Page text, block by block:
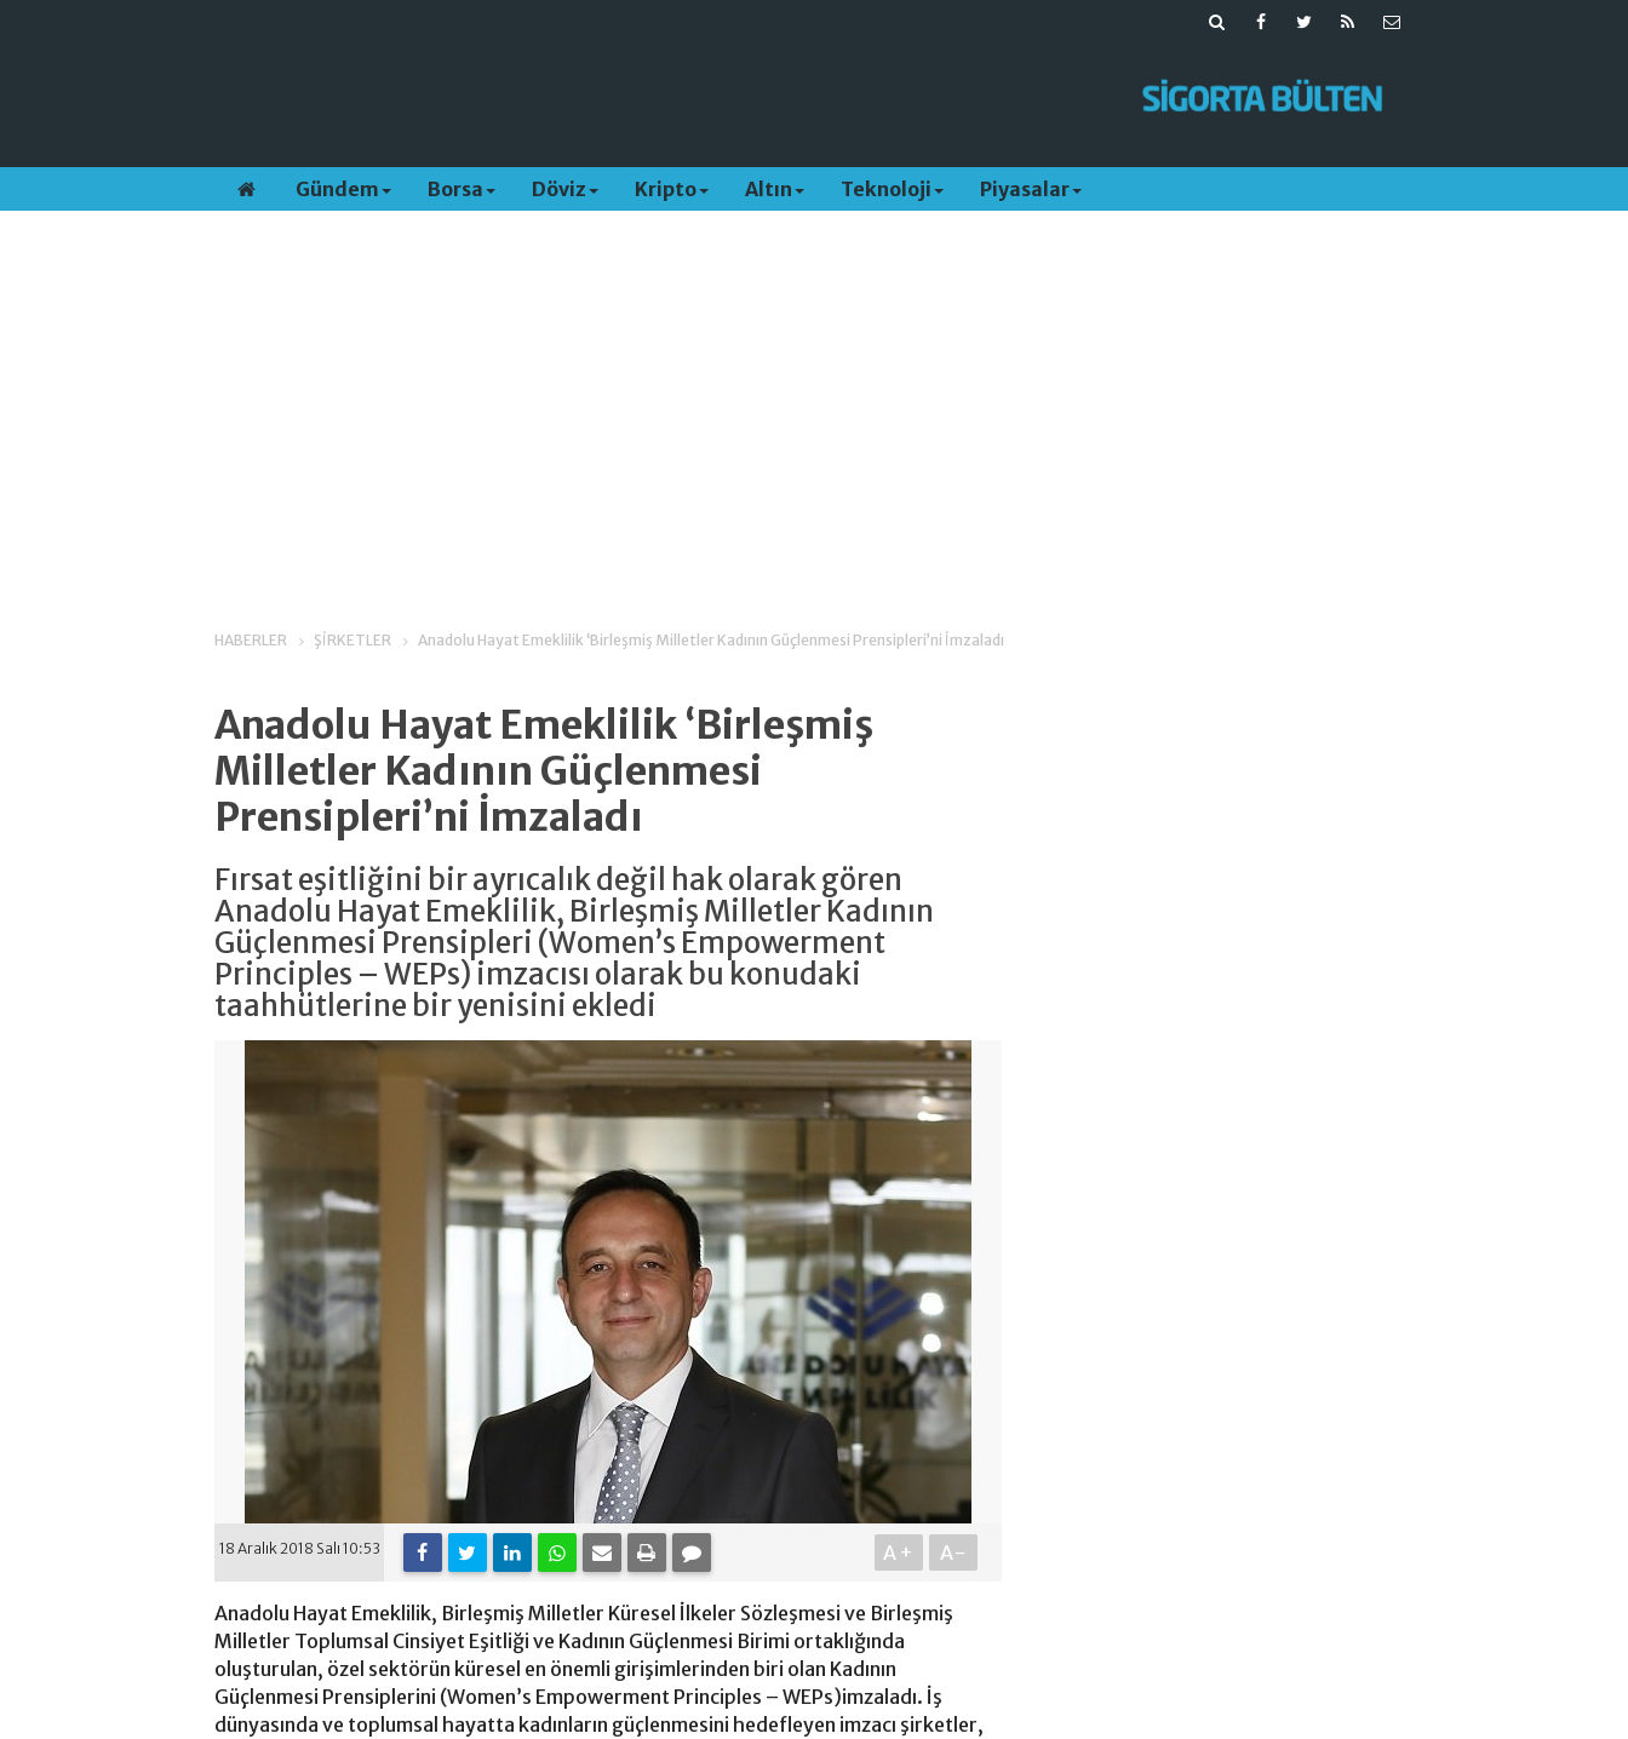
Gündem Borsa Döviz Kripto Altın Teknoloji Piyasalar
HABERLER ŞİRKETLER Anadolu Hayat Emeklilik ‘Birleşmiş Milletler Kadının Güçlenmesi Prensipleri’ni İmzaladı
Anadolu Hayat Emeklilik ‘Birleşmiş
Milletler Kadının Güçlenmesi
Prensipleri’ni İmzaladı
Fırsat eşitliğini bir ayrıcalık değil hak olarak gören
Anadolu Hayat Emeklilik, Birleşmiş Milletler Kadının
Güçlenmesi Prensipleri (Women’s Empowerment
Principles – WEPs) imzacısı olarak bu konudaki
taahhütlerine bir yenisini ekledi
18 Aralık 2018 Salı 10:53 A+ A-
Anadolu Hayat Emeklilik, Birleşmiş Milletler Küresel İlkeler Sözleşmesi ve Birleşmiş
Milletler Toplumsal Cinsiyet Eşitliği ve Kadının Güçlenmesi Birimi ortaklığında
oluşturulan, özel sektörün küresel en önemli girişimlerinden biri olan Kadının
Güçlenmesi Prensiplerini (Women’s Empowerment Principles – WEPs)imzaladı. İş
dünyasında ve toplumsal hayatta kadınların güçlenmesini hedefleyen imzacı şirketler,